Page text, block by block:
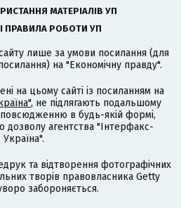
МАТЕРІАЛІВ УП
ПРАВИЛА РОБОТИ УП
лише за умови посилання (для
на "Економічну правду".
на цьому сайті із посиланням на
, не підлягають подальшому
в будь-якій формі,
дозволу агентства "Інтерфакс-
Україна".
та відтворення фотографічних
творів правовласника Getty
забороняється.